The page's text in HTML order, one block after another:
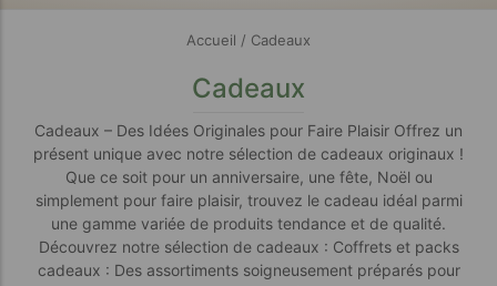
Accueil / Cadeaux
Cadeaux
Cadeaux – Des Idées Originales pour Faire Plaisir Offrez un
présent unique avec notre sélection de cadeaux originaux !
Que ce soit pour un anniversaire, une fête, Noël ou
simplement pour faire plaisir, trouvez le cadeau idéal parmi
une gamme variée de produits tendance et de qualité.
Découvrez notre sélection de cadeaux : Coffrets et packs
cadeaux : Des assortiments soigneusement préparés pour